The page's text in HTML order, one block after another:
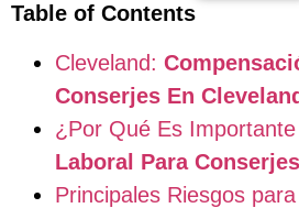
Table of Contents
Cleveland:
Conserjes En
¿Por Qué Es
Laboral Para
Principales Riesgos